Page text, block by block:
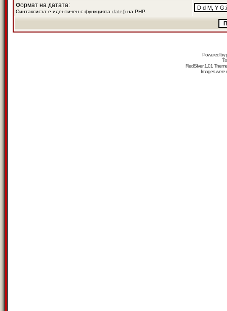
Формат на датата:
Синтаксисът е идентичен с функцията date() на PHP.
Powered by
RedSilver 1.01
Images were